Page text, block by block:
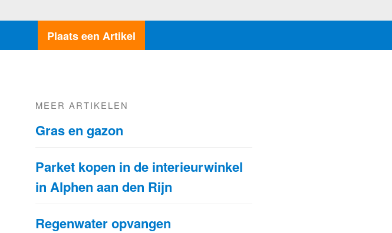
Plaats een Artikel
MEER ARTIKELEN
Gras en gazon
Parket kopen in de interieurwinkel
in Alphen aan den Rijn
Regenwater opvangen